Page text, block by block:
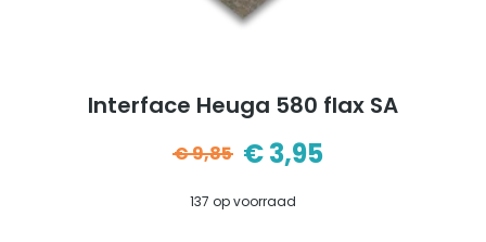
Interface Heuga 580 flax SA
€9,85
Oorspronkelijke
prijs
€3,95
Huidige
prijs
137 op voorraad